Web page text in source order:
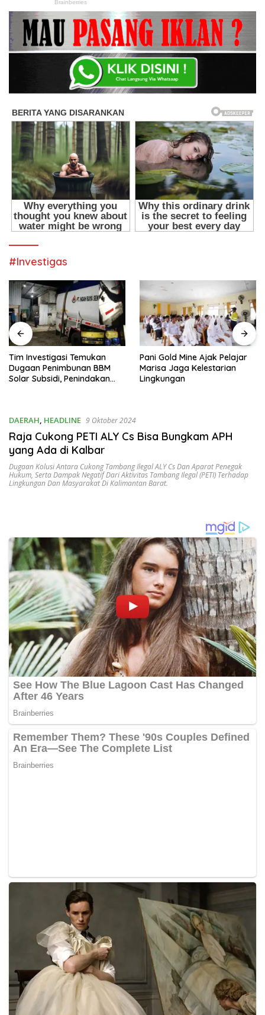
#Investigas
Tim Investigasi Temukan
Dugaan Penimbunan BBM
Solar Subsidi, Penindakan
Pani Gold Mine Ajak Pelajar
Marisa Jaga Kelestarian
Lingkungan
DAERAH, HEADLINE 9 Oktober 2024
Raja Cukong PETI ALY Cs Bisa Bungkam APH
yang Ada di Kalbar
Dugaan Kolusi Antara Cukong Tambang Ilegal ALY Cs Dan Aparat Penegak
Hukum, Serta Dampak Negatif Dari Aktivitas Tambang Ilegal (PETI) Terhadap
Lingkungan Dan Masyarakat Di Kalimantan Barat.